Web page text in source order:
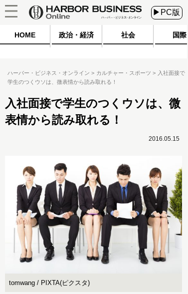
▶PC版
HOME 政治・経済 社会 国際
ハーバー・ビジネス・オンライン カルチャー・スポーツ
入社面接で
学生のつくウソは、微表情から読み取れる！
入社面接で学生のつくウソは、微
表情から読み取れる！
2016.05.15
tomwang / PIXTA(ピクスタ)